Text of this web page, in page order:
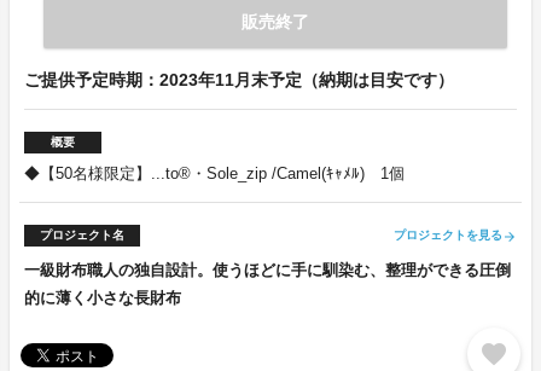
販売終了
ご提供予定時期：2023年11月末予定（納期は目安です）
概要
◆【50名様限定】...to®・Sole_zip /Camel(ｷｬﾒﾙ) 1個
プロジェクト名 プロジェクトを見る arrow_forward
一級財布職人の独自設計。使うほどに手に馴染む、整理ができる圧倒
的に薄く小さな長財布
favorite